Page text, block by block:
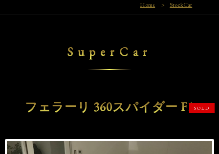
Home > StockCar
SuperCar
フェラーリ 360スパイダー F1SOLD